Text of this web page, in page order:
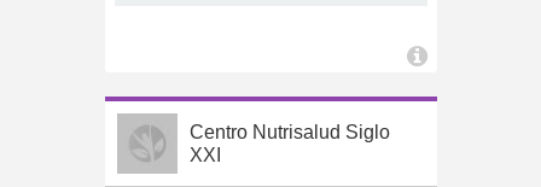
Centro Nutrisalud Siglo
XXI